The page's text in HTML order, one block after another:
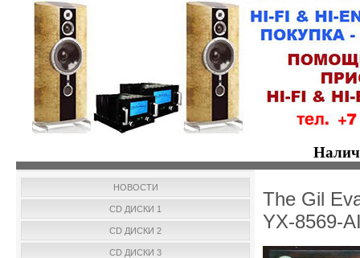
НОВОСТИ
CD ДИСКИ 1
CD ДИСКИ 2
CD ДИСКИ 3
The Gil
YX-8569-